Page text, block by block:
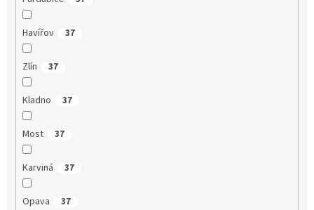
Havířov 37
Zlín 37
Kladno 37
Most 37
Karviná 37
Opava 37